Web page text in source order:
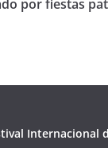
por fiestas
Internacional